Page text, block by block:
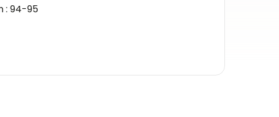
: 94-95